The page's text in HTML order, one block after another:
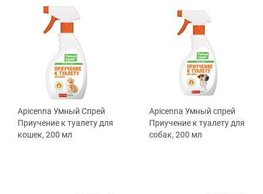
Apicenna Умный Спрей
Приучение к туалету для
кошек, 200 мл
Apicenna Умный спрей
Приучение к туалету для
собак, 200 мл